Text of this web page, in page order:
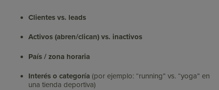
Clientes vs. leads
Activos (abren/clican) vs. inactivos
País / zona horaria
Interés o categoría (por ejemplo: “running” vs. “yoga” en
una tienda deportiva)